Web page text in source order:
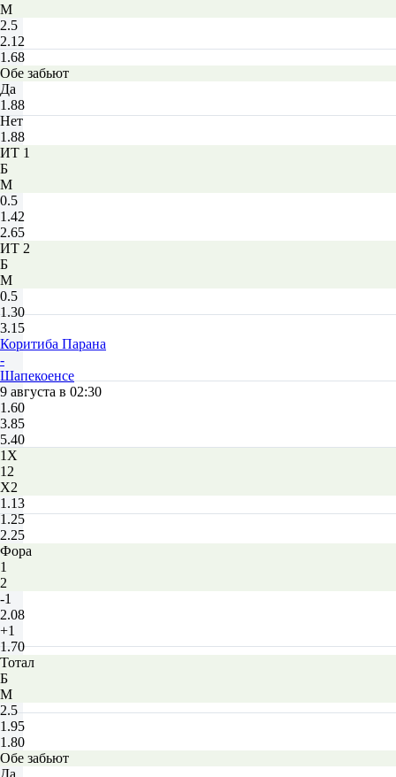
М
2.5
2.12
1.68
Обе забьют
Да
1.88
Нет
1.88
ИТ 1
Б
М
0.5
1.42
2.65
ИТ 2
Б
М
0.5
1.30
3.15
Коритиба Парана
-
Шапекоенсе
9 августа в 02:30
1.60
3.85
5.40
1X
12
X2
1.13
1.25
2.25
Фора
1
2
-1
2.08
+1
1.70
Тотал
Б
М
2.5
1.95
1.80
Обе забьют
Да